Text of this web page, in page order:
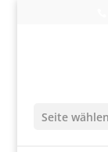
Seite wählen